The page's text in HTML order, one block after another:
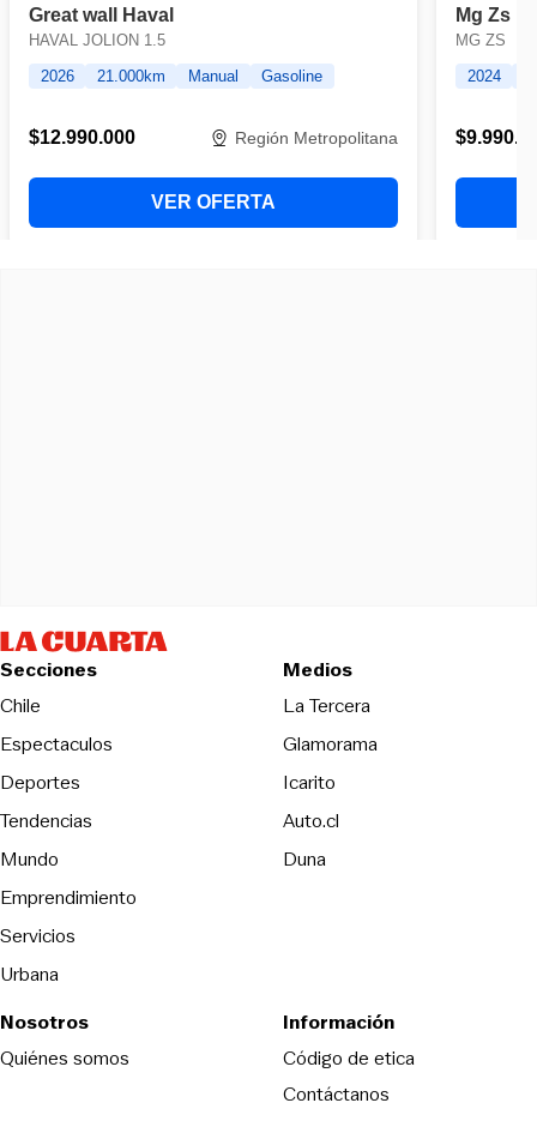
Secciones
Chile
Espectaculos
Deportes
Tendencias
Mundo
Emprendimiento
Servicios
Urbana
Medios
La TerceraOpens in new
Glamorama
Icarito
Auto.cl
DunaOpens in new window
Nosotros
Quiénes somos
Información
Código de eticaOpens in new
Contáctanos